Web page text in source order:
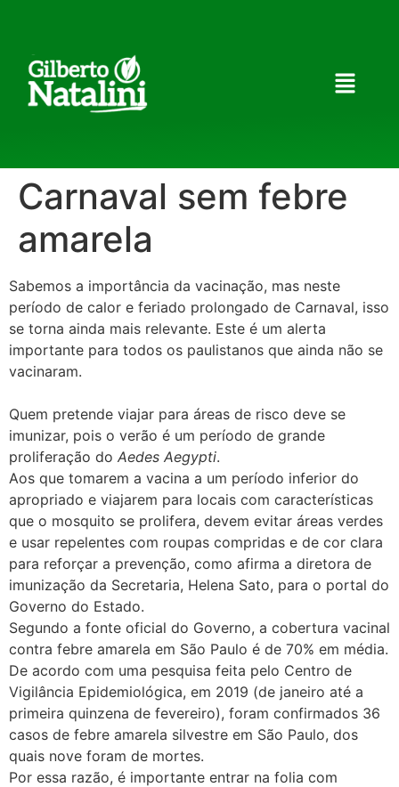
Carnaval sem febre
amarela
Sabemos a importância da vacinação, mas neste
período de calor e feriado prolongado de Carnaval, isso
se torna ainda mais relevante. Este é um alerta
importante para todos os paulistanos que ainda não se
vacinaram.
Quem pretende viajar para áreas de risco deve se
imunizar, pois o verão é um período de grande
proliferação do Aedes Aegypti.
Aos que tomarem a vacina a um período inferior do
apropriado e viajarem para locais com características
que o mosquito se prolifera, devem evitar áreas verdes
e usar repelentes com roupas compridas e de cor clara
para reforçar a prevenção, como afirma a diretora de
imunização da Secretaria, Helena Sato, para o portal do
Governo do Estado.
Segundo a fonte oficial do Governo, a cobertura vacinal
contra febre amarela em São Paulo é de 70% em média.
De acordo com uma pesquisa feita pelo Centro de
Vigilância Epidemiológica, em 2019 (de janeiro até a
primeira quinzena de fevereiro), foram confirmados 36
casos de febre amarela silvestre em São Paulo, dos
quais nove foram de mortes.
Por essa razão, é importante entrar na folia com